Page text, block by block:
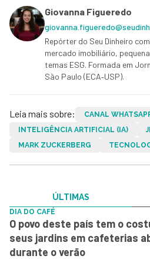
Giovanna Figueredo
Repórter do Seu Dinheiro
mercado imobiliário,
temas ESG. Formada em
São Paulo (ECA‑USP).
Leia mais sobre: CANAL
INTELIGÊNCIA ARTIFICIAL (IA)
MARK ZUCKERBERG
ÚLTIMAS
DIA DO CAFÉ
O povo deste país tem o
seus jardins em cafeterias
durante o verão